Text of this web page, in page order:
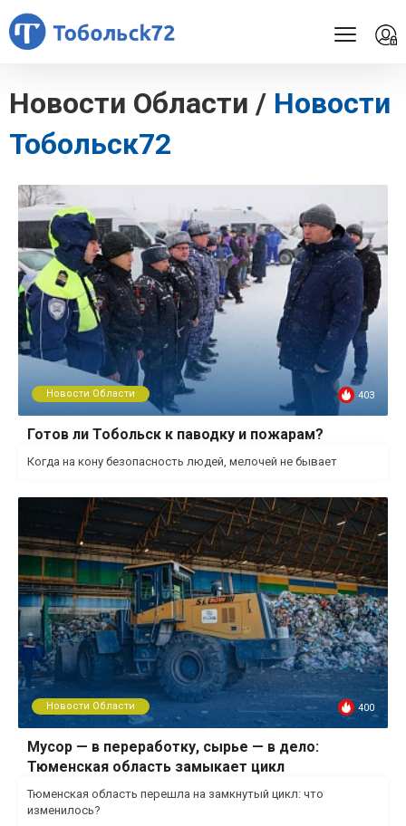
Новости Области / Новости
Тобольск72
Новости Области 403
Готов ли Тобольск к паводку и пожарам?
Когда на кону безопасность людей, мелочей не бывает
Новости Области 400
Мусор — в переработку, сырье — в дело:
Тюменская область замыкает цикл
Тюменская область перешла на замкнутый цикл: что
изменилось?